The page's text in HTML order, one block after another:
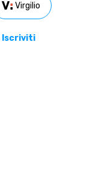
Virgilio
Iscriviti